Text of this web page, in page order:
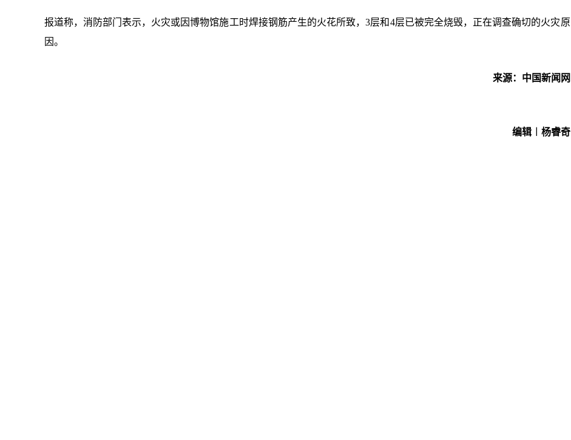
报道称，消防部门表示，火灾或因博物馆施工时焊接钢筋产生的火花所致，3层和4层已被完全烧毁，正在调查确切的火灾原
因。
来源：中国新闻网
编辑︱杨睿奇